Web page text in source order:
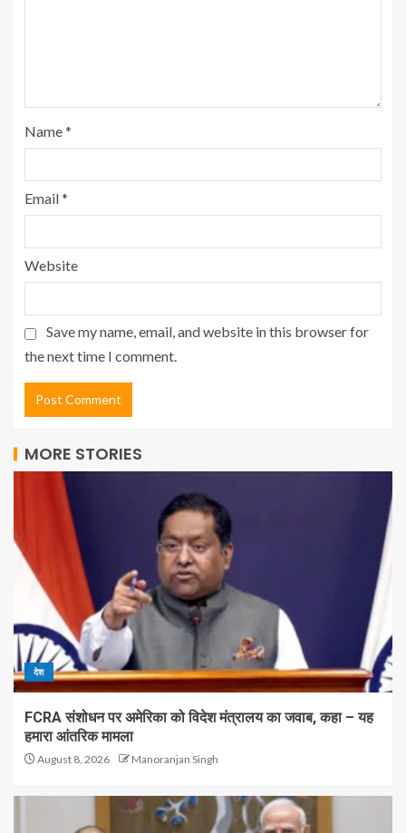
Name*
Email*
Website
Save my name, email, and website in this browser for
the next time I comment.
MORE STORIES
देश
FCRA संशोधन पर अमेरिका को विदेश मंत्रालय का जवाब, कहा – यह
हमारा आंतरिक मामला
August 8, 2026 Manoranjan Singh